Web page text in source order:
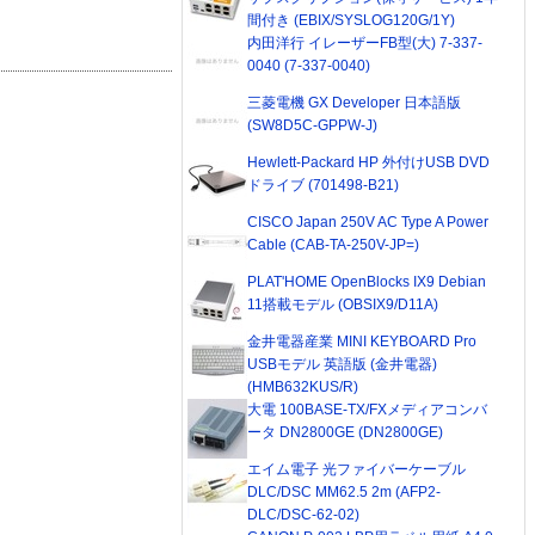
間付き (EBIX/SYSLOG120G/1Y)
内田洋行 イレーザーFB型(大) 7-337-
0040 (7-337-0040)
三菱電機 GX Developer 日本語版
(SW8D5C-GPPW-J)
Hewlett-Packard HP 外付けUSB DVD
ドライブ (701498-B21)
CISCO Japan 250V AC Type A Power
Cable (CAB-TA-250V-JP=)
PLAT'HOME OpenBlocks IX9 Debian
11搭載モデル (OBSIX9/D11A)
金井電器産業 MINI KEYBOARD Pro
USBモデル 英語版 (金井電器)
(HMB632KUS/R)
大電 100BASE-TX/FXメディアコンバ
ータ DN2800GE (DN2800GE)
エイム電子 光ファイバーケーブル
DLC/DSC MM62.5 2m (AFP2-
DLC/DSC-62-02)